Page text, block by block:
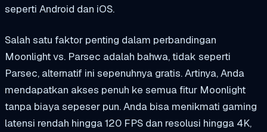
seperti Android dan iOS.
Salah satu faktor penting dalam perbandingan
Moonlight vs. Parsec adalah bahwa, tidak seperti
Parsec, alternatif ini sepenuhnya gratis. Artinya, Anda
mendapatkan akses penuh ke semua fitur Moonlight
tanpa biaya sepeser pun. Anda bisa menikmati gaming
latensi rendah hingga 120 FPS dan resolusi hingga 4K,